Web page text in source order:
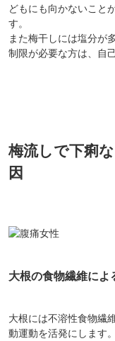
どもにも向かないこと
す。
また梅干しには塩分が
制限が必要な方は、自
梅流しで下痢
因
大根の食物繊維によ
大根には不溶性食物繊
動運動を活発にします。